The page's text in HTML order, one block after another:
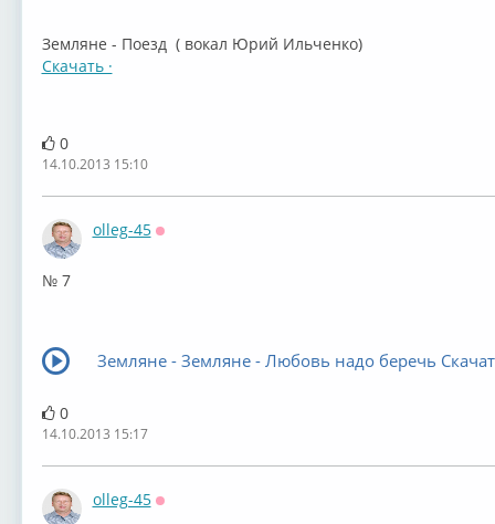
Земляне - Поезд ( вокал Юрий Ильченко)
Скачать ·
0
14.10.2013 15:10
olleg-45
№ 7
Земляне - Земляне - Любовь надо беречь
0
14.10.2013 15:17
olleg-45